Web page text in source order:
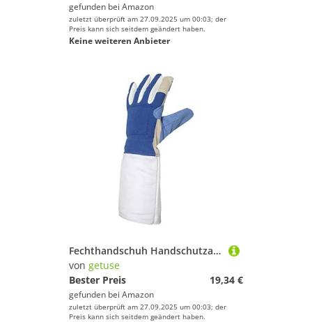
gefunden bei Amazon
zuletzt überprüft am 27.09.2025 um 00:03; der
Preis kann sich seitdem geändert haben.
Keine weiteren Anbieter
Fechthandschuh Handschutzausrüstung aus Gummi mit klebrigem Design für Fechttraining und Wettkampf in verschiedenen Größen- L Links
von getuse
Bester Preis
19,34 €
gefunden bei Amazon
zuletzt überprüft am 27.09.2025 um 00:03; der
Preis kann sich seitdem geändert haben.